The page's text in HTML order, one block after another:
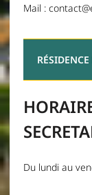
Mail :
RÉSIDENCE
Du lundi au